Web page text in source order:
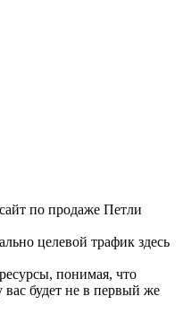
по продаже Петли
целевой трафик здесь
понимая, что
вас будет не в первый же